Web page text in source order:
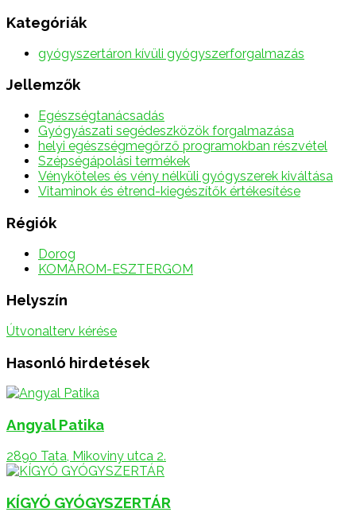
Kategóriák
gyógyszertáron kívüli gyógyszerforgalmazás
Jellemzők
Egészségtanácsadás
Gyógyászati segédeszközök forgalmazása
helyi egészségmegőrző programokban részvétel
Szépségápolási termékek
Vényköteles és vény nélküli gyógyszerek kiváltása
Vitaminok és étrend-kiegészítők értékesítése
Régiók
Dorog
KOMÁROM-ESZTERGOM
Helyszín
Útvonalterv kérése
Hasonló hirdetések
Angyal Patika
2890 Tata, Mikoviny utca 2.
KÍGYÓ GYÓGYSZERTÁR